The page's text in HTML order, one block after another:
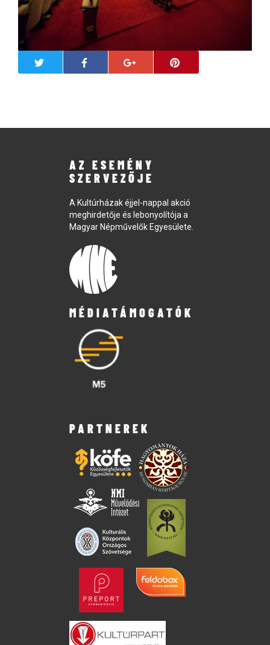
AZ ESEMÉNY
SZERVEZŐJE
A Kultúrházak éjjel-nappal akció
meghirdetője és lebonyolítója a
Magyar Népművelők Egyesülete.
MÉDIATÁMOGATÓK
PARTNEREK